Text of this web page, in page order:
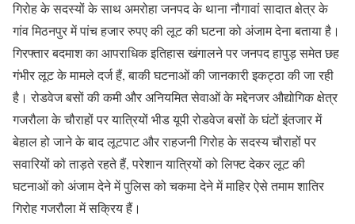
गिरोह के सदस्यों के साथ अमरोहा जनपद के थाना नौगावां सादात क्षेत्र के
गांव मिठनपुर में पांच हजार रुपए की लूट की घटना को अंजाम देना बताया है।
गिरफ्तार बदमाश का आपराधिक इतिहास खंगालने पर जनपद हापुड़ समेत छह
गंभीर लूट के मामले दर्ज हैं, बाकी घटनाओं की जानकारी इकट्ठा की जा रही
है। रोडवेज बसों की कमी और अनियमित सेवाओं के मद्देनजर औद्योगिक क्षेत्र
गजरौला के चौराहों पर यात्रियों भीड यूपी रोडवेज बसों के घंटों इंतजार में
बेहाल हो जाने के बाद लूटपाट और राहजनी गिरोह के सदस्य चौराहों पर
सवारियों को ताड़ते रहते हैं, परेशान यात्रियों को लिफ्ट देकर लूट की
घटनाओं को अंजाम देने में पुलिस को चकमा देने में माहिर ऐसे तमाम शातिर
गिरोह गजरौला में सक्रिय हैं।